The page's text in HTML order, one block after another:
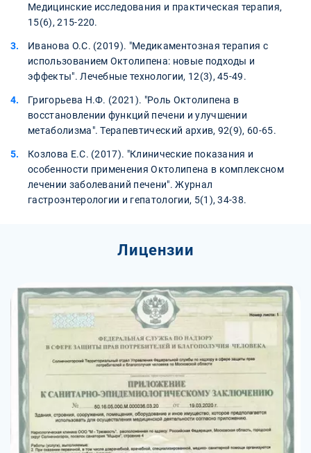
Медицинские исследования и практическая терапия,
15(6), 215-220.
Иванова О.С. (2019). "Медикаментозная терапия с
использованием Октолипена: новые подходы и
эффекты". Лечебные технологии, 12(3), 45-49.
Григорьева Н.Ф. (2021). "Роль Октолипена в
восстановлении функций печени и улучшении
метаболизма". Терапевтический архив, 92(9), 60-65.
Козлова Е.С. (2017). "Клинические показания и
особенности применения Октолипена в комплексном
лечении заболеваний печени". Журнал
гастроэнтерологии и гепатологии, 5(1), 34-38.
Лицензии